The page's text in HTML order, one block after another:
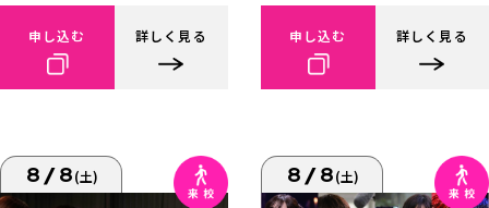
申し込む 詳しく見る 申し込む 詳しく見る
8/8(土) 8/8(土)